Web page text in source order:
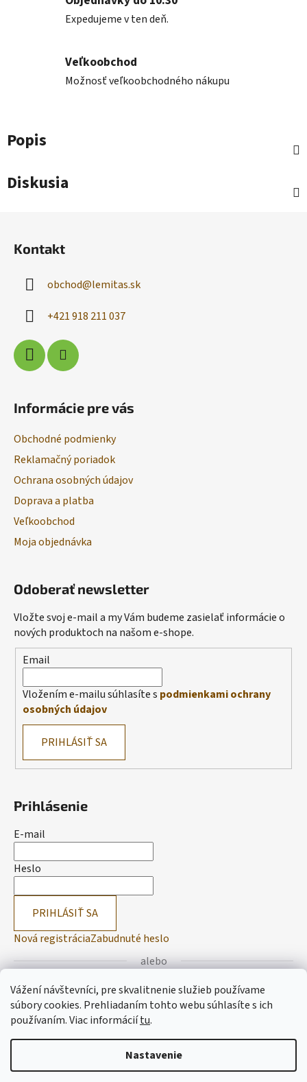
Vážení návštevníci, pre skvalitnenie služieb používame
súbory cookies. Prehliadaním tohto webu súhlasíte s ich
používaním.Viac informáciítu.
Nastavenie
Expedujeme v ten deň.
Veľkoobchod
Možnosť veľkoobchodného nákupu
Popis
Diskusia
Kontakt
obchod@lemitas.sk
+421 918 211 037
Informácie pre vás
Obchodné podmienky
Reklamačný poriadok
Ochrana osobných údajov
Doprava a platba
Veľkoobchod
Moja objednávka
Odoberať newsletter
Vložte svoj e-mail a my Vám budeme zasielať informácie o
nových produktoch na našom e-shope.
Email
Vložením e-mailu súhlasíte s podmienkami ochrany
osobných údajov
PRIHLÁSIŤ SA
Prihlásenie
E-mail
Heslo
PRIHLÁSIŤ SA
Nová registráciaZabudnuté heslo
alebo
Prihlásiť sa cez Facebook
Prihlásiť sa cez Google